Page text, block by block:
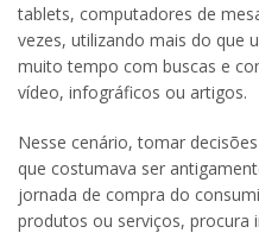
tablets, computadores de
vezes, utilizando mais do que
muito tempo com buscas e
vídeo, infográficos ou artigos.
Nesse cenário, tomar
que costumava ser
jornada de compra do
produtos ou serviços,